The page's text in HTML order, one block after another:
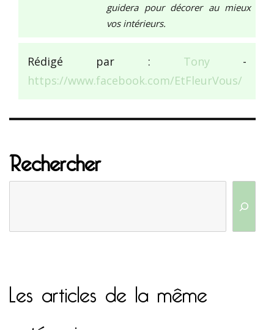
guidera pour décorer au mieux
vos intérieurs.
Rédigé par : Tony-
https://www.facebook.com/EtFleurVous/
Rechercher
Les articles de la même